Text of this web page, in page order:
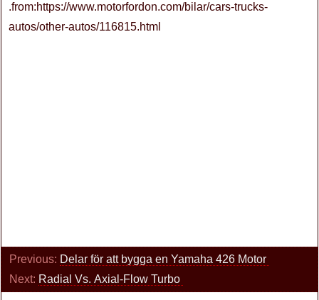
.from:https://www.motorfordon.com/bilar/cars-trucks-
autos/other-autos/116815.html
Previous: Delar för att bygga en Yamaha 426 Motor
Next: Radial Vs. Axial-Flow Turbo